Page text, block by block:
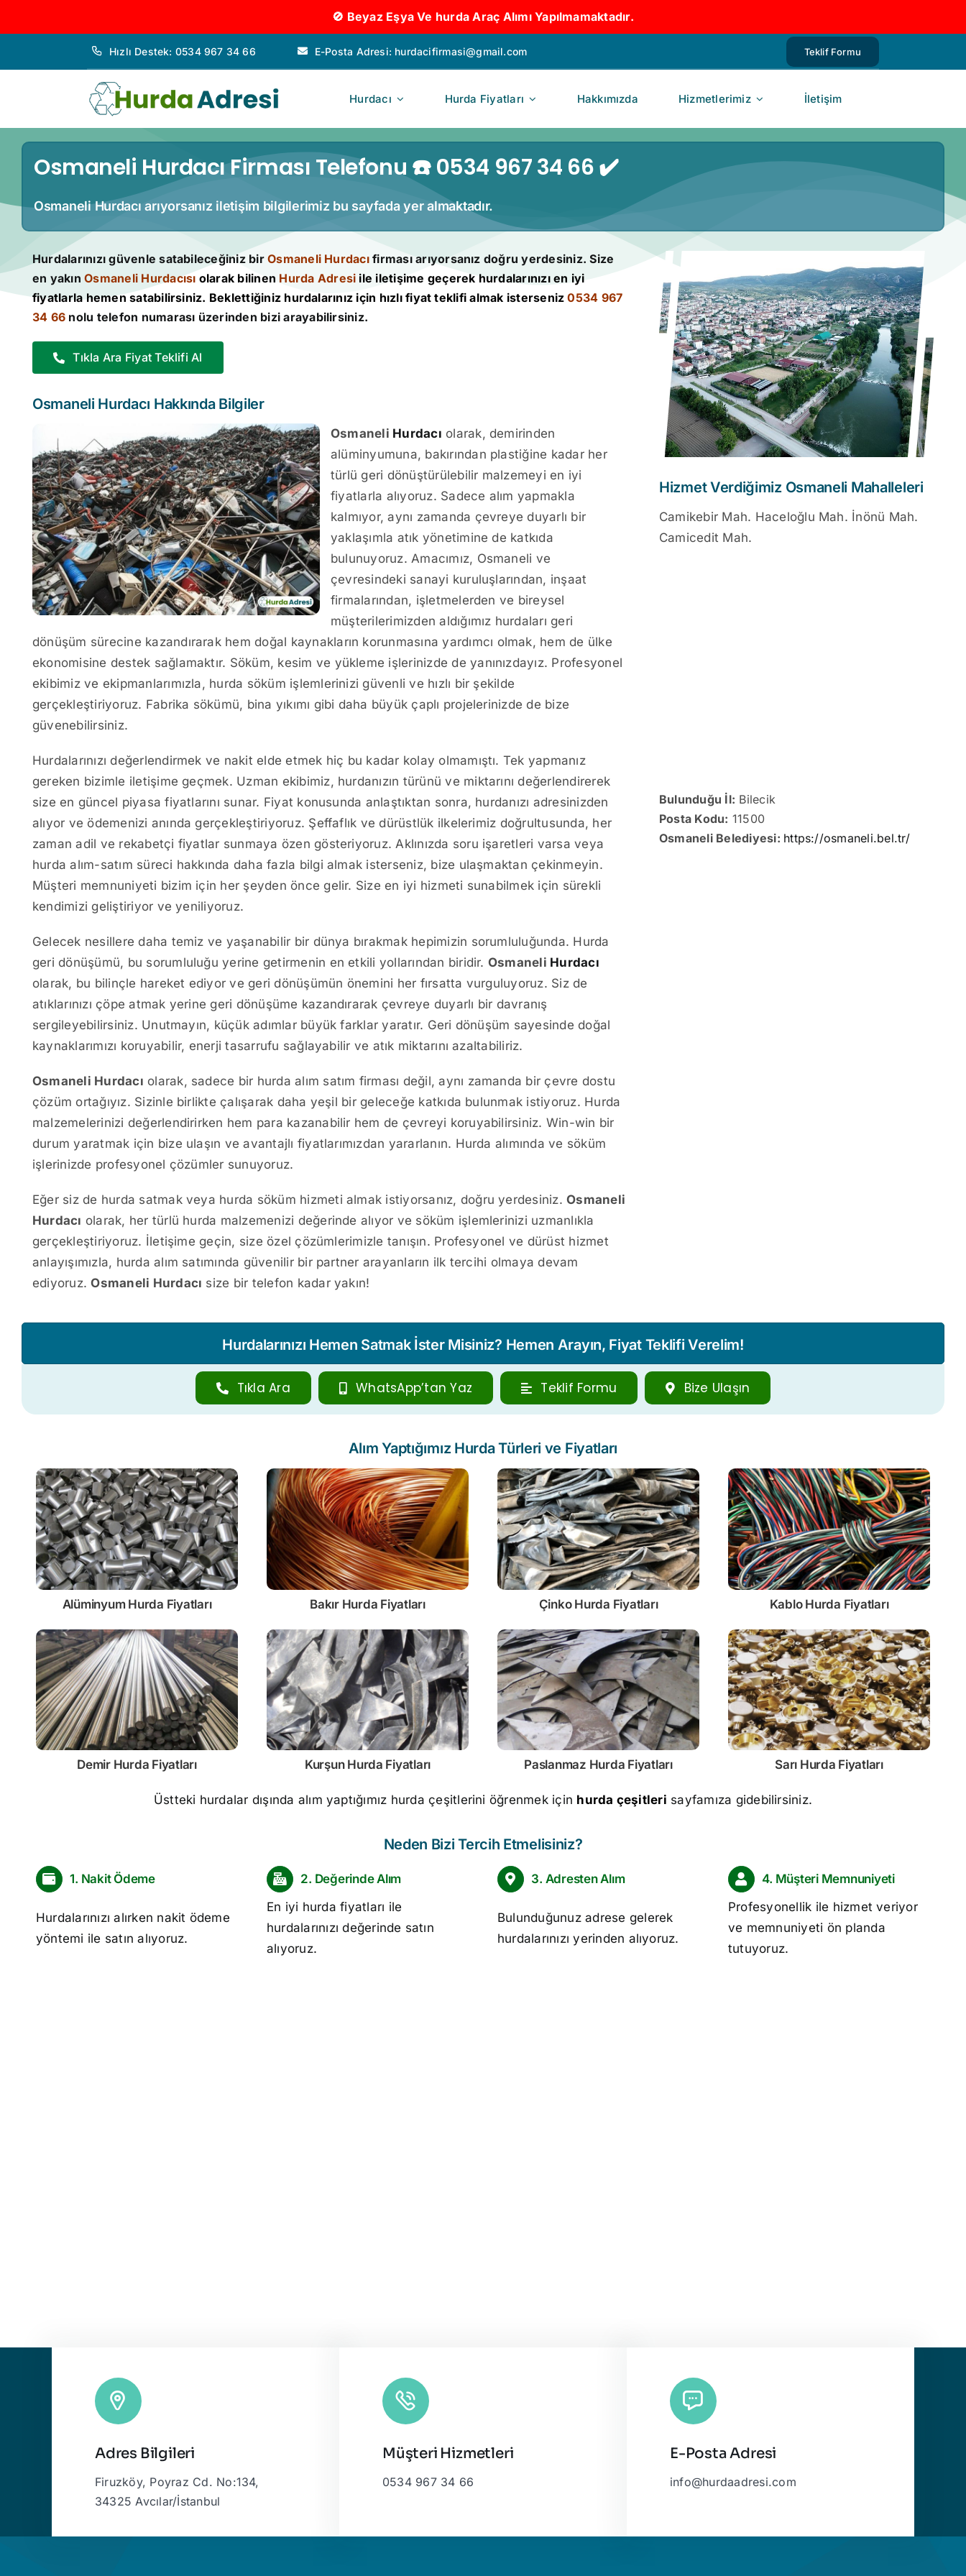
🚫 Beyaz Eşya Ve hurda Araç Alımı Yapılmamaktadır.
Hızlı Destek: 0534 967 34 66 E-Posta Adresi: hurdacifirmasi@gmail.com Teklif Formu
Hurdacı Hurda Fiyatları Hakkımızda Hizmetlerimiz İletişim
Osmaneli Hurdacı Firması Telefonu ☎️ 0534 967 34 66 ✔️
Osmaneli Hurdacı arıyorsanız iletişim bilgilerimiz bu sayfada yer almaktadır.
Hurdalarınızı güvenle satabileceğiniz birOsmaneli Hurdacıfirması arıyorsanız doğru yerdesiniz. Size
en yakınOsmaneli Hurdacısı olarak bilinen Hurda Adresi ile iletişime geçerek hurdalarınızı en iyi
fiyatlarla hemen satabilirsiniz. Beklettiğiniz hurdalarınız için hızlı fiyat teklifi almak isterseniz0534 967
34 66 nolu telefon numarası üzerinden bizi arayabilirsiniz.
Tıkla Ara Fiyat Teklifi Al
Osmaneli Hurdacı Hakkında Bilgiler
Osmaneli Hurdacı olarak, demirinden
alüminyumuna, bakırından plastiğine kadar her
türlü geri dönüştürülebilir malzemeyi en iyi
fiyatlarla alıyoruz. Sadece alım yapmakla
kalmıyor, aynı zamanda çevreye duyarlı bir
yaklaşımla atık yönetimine de katkıda
bulunuyoruz. Amacımız, Osmaneli ve
çevresindeki sanayi kuruluşlarından, inşaat
firmalarından, işletmelerden ve bireysel
müşterilerimizden aldığımız hurdaları geri
dönüşüm sürecine kazandırarak hem doğal kaynakların korunmasına yardımcı olmak, hem de ülke
ekonomisine destek sağlamaktır. Söküm, kesim ve yükleme işlerinizde de yanınızdayız. Profesyonel
ekibimiz ve ekipmanlarımızla, hurda söküm işlemlerinizi güvenli ve hızlı bir şekilde
gerçekleştiriyoruz. Fabrika sökümü, bina yıkımı gibi daha büyük çaplı projelerinizde de bize
güvenebilirsiniz.
Hurdalarınızı değerlendirmek ve nakit elde etmek hiç bu kadar kolay olmamıştı. Tek yapmanız
gereken bizimle iletişime geçmek. Uzman ekibimiz, hurdanızın türünü ve miktarını değerlendirerek
size en güncel piyasa fiyatlarını sunar. Fiyat konusunda anlaştıktan sonra, hurdanızı adresinizden
alıyor ve ödemenizi anında gerçekleştiriyoruz. Şeffaflık ve dürüstlük ilkelerimiz doğrultusunda, her
zaman adil ve rekabetçi fiyatlar sunmaya özen gösteriyoruz. Aklınızda soru işaretleri varsa veya
hurda alım-satım süreci hakkında daha fazla bilgi almak isterseniz, bize ulaşmaktan çekinmeyin.
Müşteri memnuniyeti bizim için her şeyden önce gelir. Size en iyi hizmeti sunabilmek için sürekli
kendimizi geliştiriyor ve yeniliyoruz.
Gelecek nesillere daha temiz ve yaşanabilir bir dünya bırakmak hepimizin sorumluluğunda. Hurda
geri dönüşümü, bu sorumluluğu yerine getirmenin en etkili yollarından biridir. Osmaneli Hurdacı
olarak, bu bilinçle hareket ediyor ve geri dönüşümün önemini her fırsatta vurguluyoruz. Siz de
atıklarınızı çöpe atmak yerine geri dönüşüme kazandırarak çevreye duyarlı bir davranış
sergileyebilirsiniz. Unutmayın, küçük adımlar büyük farklar yaratır. Geri dönüşüm sayesinde doğal
kaynaklarımızı koruyabilir, enerji tasarrufu sağlayabilir ve atık miktarını azaltabiliriz.
Osmaneli Hurdacı olarak, sadece bir hurda alım satım firması değil, aynı zamanda bir çevre dostu
çözüm ortağıyız. Sizinle birlikte çalışarak daha yeşil bir geleceğe katkıda bulunmak istiyoruz. Hurda
malzemelerinizi değerlendirirken hem para kazanabilir hem de çevreyi koruyabilirsiniz. Win-win bir
durum yaratmak için bize ulaşın ve avantajlı fiyatlarımızdan yararlanın. Hurda alımında ve söküm
işlerinizde profesyonel çözümler sunuyoruz.
Eğer siz de hurda satmak veya hurda söküm hizmeti almak istiyorsanız, doğru yerdesiniz.Osmaneli
Hurdacı olarak, her türlü hurda malzemenizi değerinde alıyor ve söküm işlemlerinizi uzmanlıkla
gerçekleştiriyoruz. İletişime geçin, size özel çözümlerimizle tanışın. Profesyonel ve dürüst hizmet
anlayışımızla, hurda alım satımında güvenilir bir partner arayanların ilk tercihi olmaya devam
ediyoruz.Osmaneli Hurdacı size bir telefon kadar yakın!
Hizmet Verdiğimiz Osmaneli Mahalleleri
Camikebir Mah. Haceloğlu Mah. İnönü Mah.
Camicedit Mah.
Bulunduğu İl: Bilecik
Posta Kodu: 11500
Osmaneli Belediyesi: https://osmaneli.bel.tr/
Hurdalarınızı Hemen Satmak İster Misiniz? Hemen Arayın, Fiyat Teklifi Verelim!
Tıkla Ara WhatsApp’tan Yaz Teklif Formu Bize Ulaşın
Alım Yaptığımız Hurda Türleri ve Fiyatları
Alüminyum Hurda Fiyatları Bakır Hurda Fiyatları Çinko Hurda Fiyatları Kablo Hurda Fiyatları
Demir Hurda Fiyatları Kurşun Hurda Fiyatları Paslanmaz Hurda Fiyatları Sarı Hurda Fiyatları
Üstteki hurdalar dışında alım yaptığımız hurda çeşitlerini öğrenmek için hurda çeşitleri sayfamıza gidebilirsiniz.
Neden Bizi Tercih Etmelisiniz?
1. Nakit Ödeme
Hurdalarınızı alırken nakit ödeme
yöntemi ile satın alıyoruz.
2. Değerinde Alım
En iyi hurda fiyatları ile
hurdalarınızı değerinde satın
alıyoruz.
3. Adresten Alım
Bulunduğunuz adrese gelerek
hurdalarınızı yerinden alıyoruz.
4. Müşteri Memnuniyeti
Profesyonellik ile hizmet veriyor
ve memnuniyeti ön planda
tutuyoruz.
Adres Bilgileri
Firuzköy, Poyraz Cd. No:134,
34325 Avcılar/İstanbul
Müşteri Hizmetleri
0534 967 34 66
E-Posta Adresi
info@hurdaadresi.com